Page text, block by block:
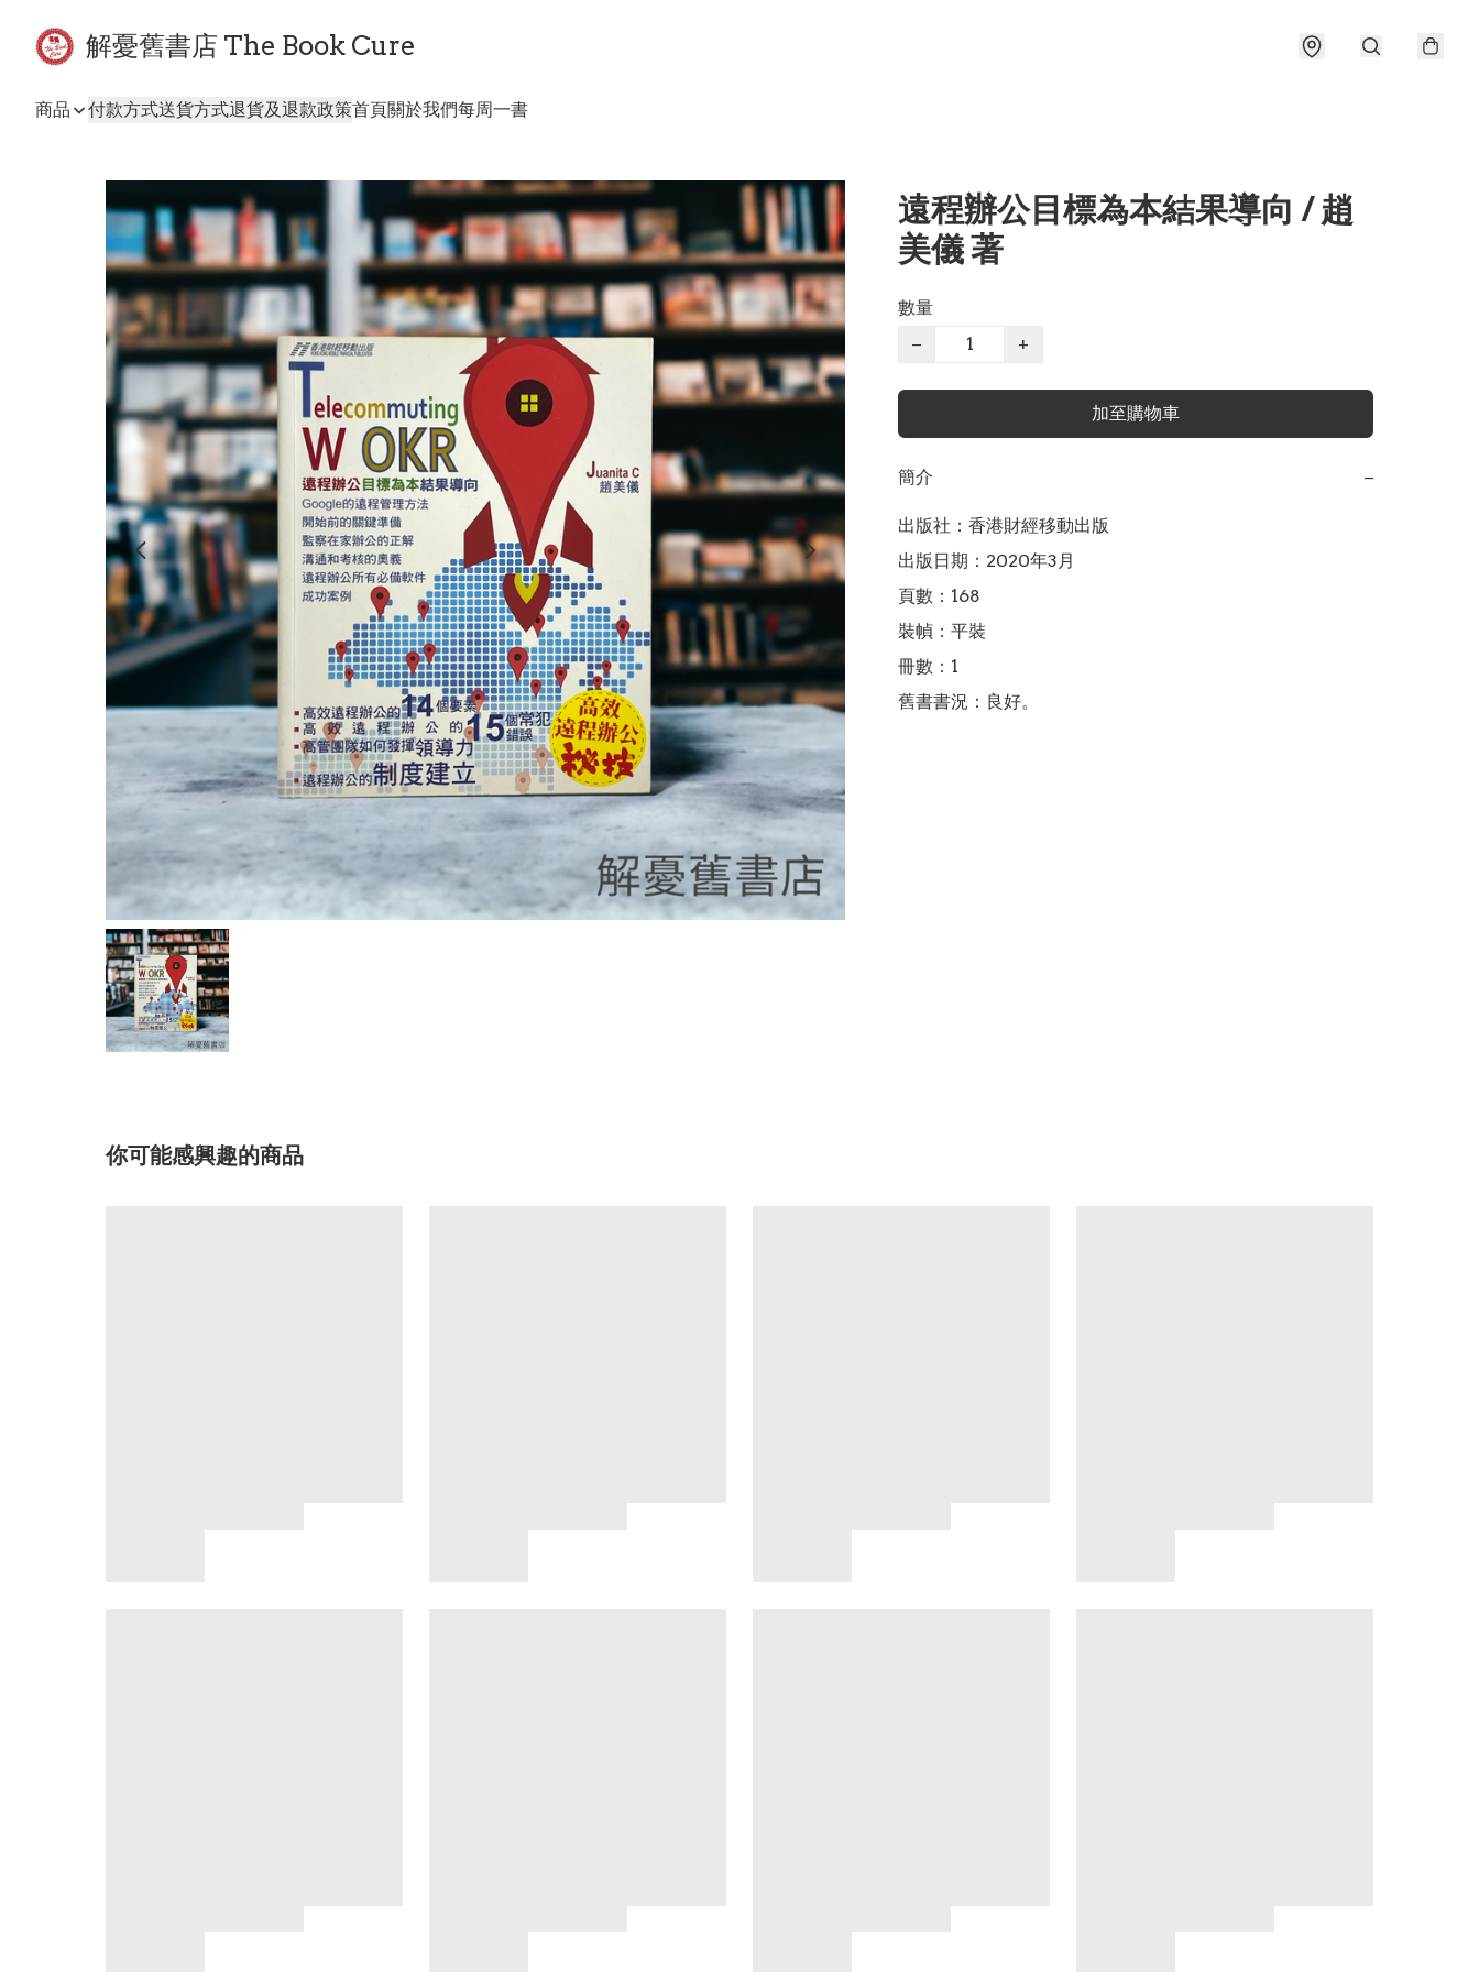
解憂舊書店 The Book Cure
商品 付款方式送貨方式退貨及退款政策首頁關於我們每周一書
遠程辦公目標為本結果導向 / 趙
美儀 著
數量
−
+
加至購物車
簡介 −
出版社：香港財經移動出版
出版日期：2020年3月
頁數：168
裝幀：平裝
冊數：1
舊書書況：良好。
你可能感興趣的商品